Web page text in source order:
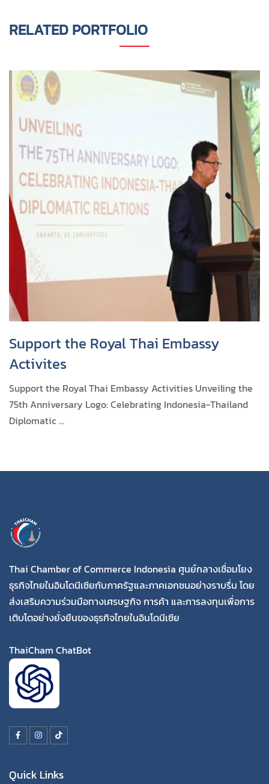
RELATED PORTFOLIO
Support the Royal Thai Embassy
Activites
Support the Royal Thai Embassy Activities Unveiling the
75th Anniversary Logo: Celebrating Indonesia-Thailand
Diplomatic ...
Thai Chamber of Commerce Indonesia ศูนย์กลางเชื่อมโยง
ธุรกิจไทยในอินโดนีเซียกับภาครัฐและภาคเอกชนอย่างราบรื่น โดย
ส่งเสริมความร่วมมือทางเศรษฐกิจ การค้า และการลงทุนเพื่อการ
เติบโตอย่างยั่งยืนของธุรกิจไทยในอินโดนีเซีย
ThaiCham ChatBot
Quick Links